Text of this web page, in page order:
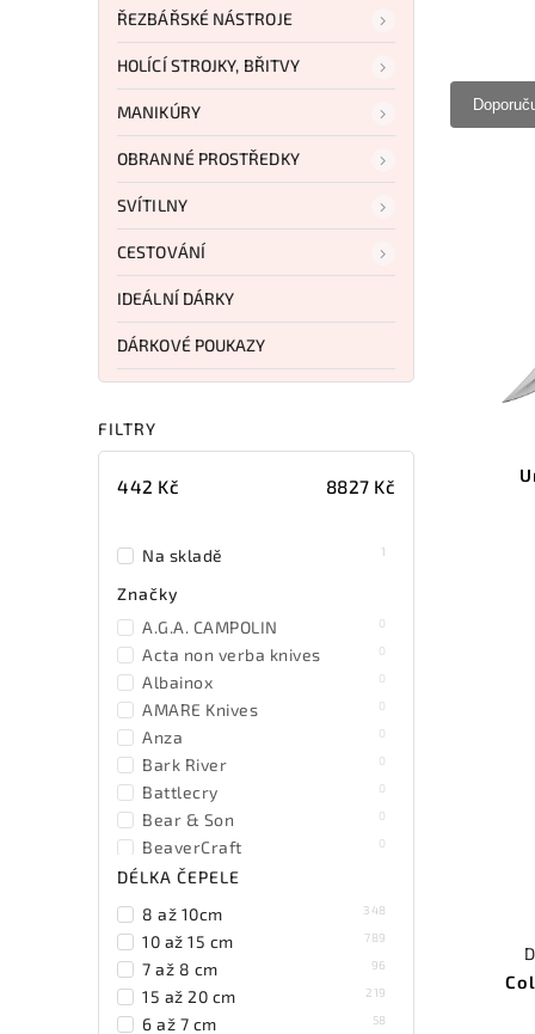
ŘEZBÁŘSKÉ NÁSTROJE
HOLÍCÍ STROJKY, BŘITVY
MANIKÚRY
OBRANNÉ PROSTŘEDKY
SVÍTILNY
CESTOVÁNÍ
IDEÁLNÍ DÁRKY
DÁRKOVÉ POUKAZY
FILTRY
442 Kč 8827 Kč
Na skladě 1
Značky
A.G.A. CAMPOLIN
0
Acta non verba knives 0
Albainox 0
AMARE Knives 0
Anza 0
Bark River 0
Battlecry 0
Bear & Son 0
BeaverCraft 0
Becker
DÉLKA ČEPELE
8 až 10cm
348
10 až 15 cm 789
7 až 8 cm 96
15 až 20 cm 219
6 až 7 cm 58